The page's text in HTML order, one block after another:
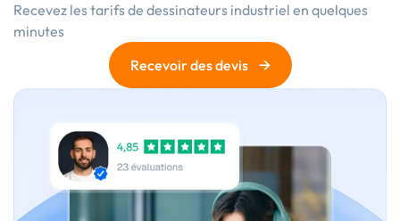
Recevez lestarifs de dessinateurs industriel en quelques
minutes
Recevoir des devis
→